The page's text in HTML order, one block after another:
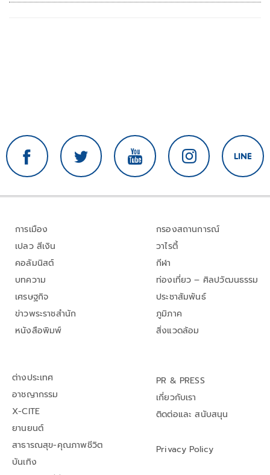
การเมือง
เปลว สีเงิน
คอลัมนิสต์
บทความ
เศรษฐกิจ
ข่าวพระราชสำนัก
หนังสือพิมพ์
กรองสถานการณ์
วาไรตี้
กีฬา
ท่องเที่ยว – ศิลปวัฒนธรรม
ประชาสัมพันธ์
ภูมิภาค
สิ่งแวดล้อม
ต่างประเทศ
อาชญากรรม
X-CITE
ยานยนต์
สาธารณสุข-คุณภาพชีวิต
บันเทิง
PR & PRESS
เกี่ยวกับเรา
ติดต่อและ สนับสนุน
Privacy Policy